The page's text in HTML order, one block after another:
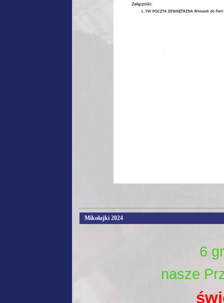
Mikołajki 2024
6
nasze